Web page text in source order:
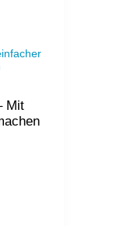
Mit